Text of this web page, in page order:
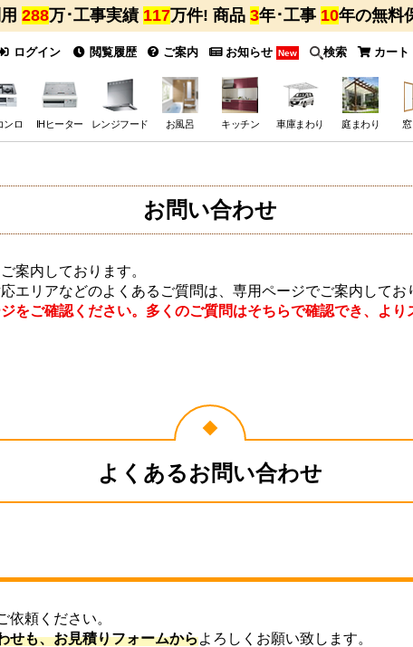
288万･工事実績 117万件! 商品 3年･工事 10年の無料
ログイン 閲覧履歴 ご案内 お知らせ New 検索 カート
ンロ IHヒーター レンジフード お風呂 キッチン 車庫まわり 庭まわり
お問い合わせ
案内しております。
エリアなどのよくあるご質問は、専用ページでご案内してお
をご確認ください。多くのご質問はそちらで確認でき、より
よくあるお問い合わせ
依頼ください。
せも、お見積りフォームからよろしくお願い致します。